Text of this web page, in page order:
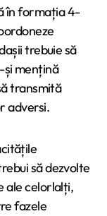
în formația 4-
trebuie să
și mențină
transmită
adversi.
să dezvolte
ale celorlalți,
fazele